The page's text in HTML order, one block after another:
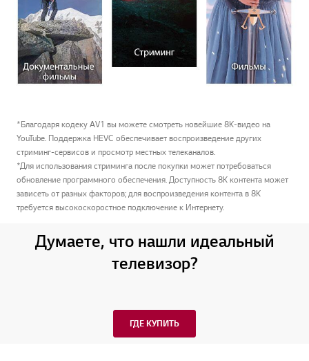
*Благодаря кодеку AV1 вы можете смотреть новейшие 8K-видео на
YouTube. Поддержка HEVC обеспечивает воспроизведение других
стриминг-сервисов и просмотр местных телеканалов.
*Для использования стриминга после покупки может потребоваться
обновление программного обеспечения. Доступность 8К контента может
зависеть от разных факторов; для воспроизведения контента в 8K
требуется высокоскоростное подключение к Интернету.
Думаете, что нашли идеальный
телевизор?
ГДЕ КУПИТЬ